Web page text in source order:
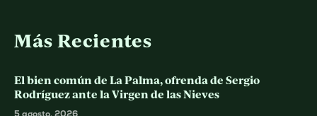
Más Recientes
El bien común de La Palma, ofrenda de Sergio
Rodríguez ante la Virgen de las Nieves
5 agosto, 2026